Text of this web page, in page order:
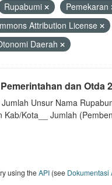
Rupabumi Pemekaran
Attribution License
Daerah
dan Otda
Unsur Nama
Kota__ Jumlah
using theAPI(see Dokumentasi